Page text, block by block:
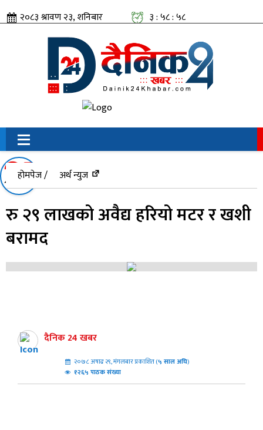
२०८३ श्रावण २३, शनिबार
३ : ५८ : ५९
सामाजिक संजालतिर:
होमपेज / अर्थ न्युज
रु २९ लाखको अवैद्य हरियो मटर र खशी
बरामद
दैनिक 24 खबर
२०७८ अषाढ २९, मंगलबार प्रकाशित (५ साल अघि)
१२६५ पाठक संख्या